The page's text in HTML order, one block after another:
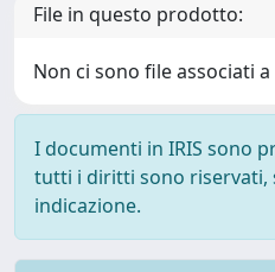
File in questo prodotto:
Non ci sono file associati
I documenti in IRIS sono
tutti i diritti sono riservati,
indicazione.